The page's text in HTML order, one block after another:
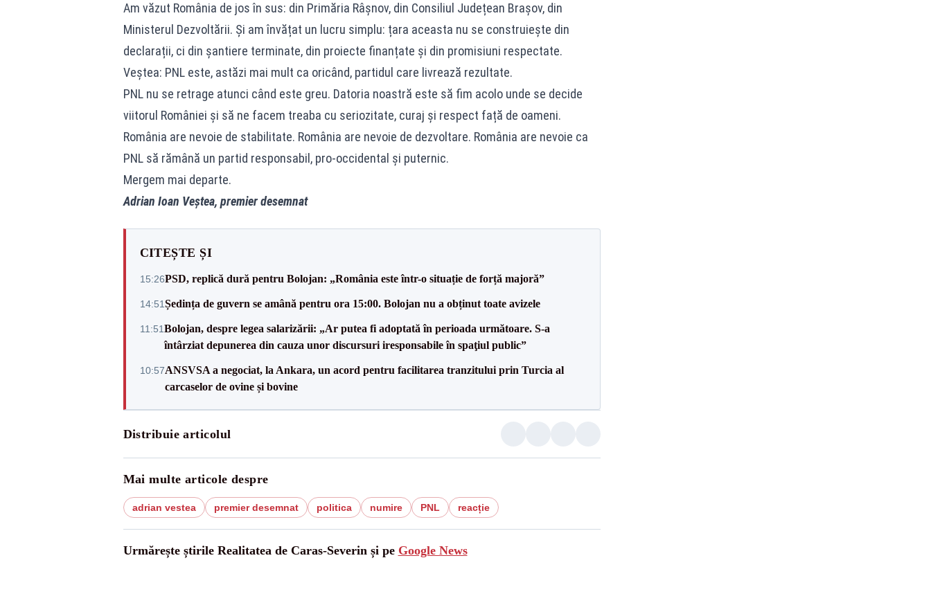
Am văzut România de jos în sus: din Primăria Râșnov, din Consiliul Județean Brașov, din
Ministerul Dezvoltării. Și am învățat un lucru simplu: țara aceasta nu se construiește din
declarații, ci din șantiere terminate, din proiecte finanțate și din promisiuni respectate.
Veștea: PNL este, astăzi mai mult ca oricând, partidul care livrează rezultate.
PNL nu se retrage atunci când este greu. Datoria noastră este să fim acolo unde se decide
viitorul României și să ne facem treaba cu seriozitate, curaj și respect față de oameni.
România are nevoie de stabilitate. România are nevoie de dezvoltare. România are nevoie ca
PNL să rămână un partid responsabil, pro-occidental și puternic.
Mergem mai departe.
Adrian Ioan Veștea, premier desemnat
CITEȘTE ȘI
15:26PSD, replică dură pentru Bolojan: „România este într-o situație de forță majoră”
14:51Ședința de guvern se amână pentru ora 15:00. Bolojan nu a obținut toate avizele
11:51Bolojan, despre legea salarizării: „Ar putea fi adoptată în perioada următoare. S-a
întârziat depunerea din cauza unor discursuri iresponsabile în spaţiul public”
10:57ANSVSA a negociat, la Ankara, un acord pentru facilitarea tranzitului prin Turcia al
carcaselor de ovine și bovine
Distribuie articolul
Mai multe articole despre
adrian vestea premier desemnat politica numire PNL reacție
Urmărește știrile Realitatea de Caras-Severin și pe Google News